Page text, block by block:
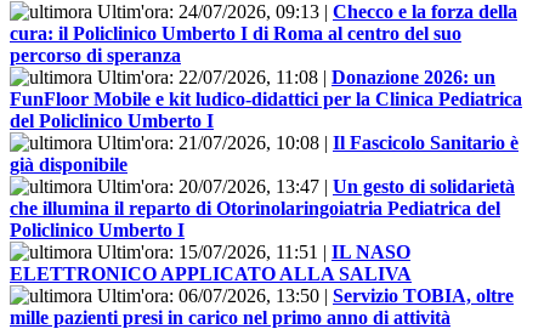
Ultim'ora: 24/07/2026, 09:13 | Checco e la forza della
cura: il Policlinico Umberto I di Roma al centro del suo
percorso di speranza
Ultim'ora: 22/07/2026, 11:08 | Donazione 2026: un
FunFloor Mobile e kit ludico-didattici per la Clinica Pediatrica
del Policlinico Umberto I
Ultim'ora: 21/07/2026, 10:08 | Il Fascicolo Sanitario è
già disponibile
Ultim'ora: 20/07/2026, 13:47 | Un gesto di solidarietà
che illumina il reparto di Otorinolaringoiatria Pediatrica del
Policlinico Umberto I
Ultim'ora: 15/07/2026, 11:51 | IL NASO
ELETTRONICO APPLICATO ALLA SALIVA
Ultim'ora: 06/07/2026, 13:50 | Servizio TOBIA, oltre
mille pazienti presi in carico nel primo anno di attività